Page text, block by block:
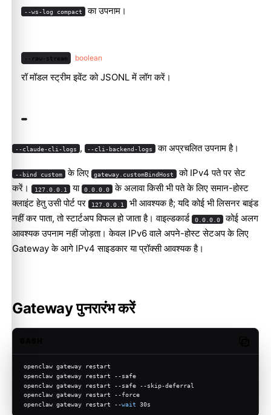
--ws-log compact का उपनाम।
--raw-stream boolean
रॉ मॉडल स्ट्रीम इवेंट को JSONL में लॉग करें।
--claude-cli-logs , --cli-backend-logs का अप्रचलित उपनाम है।
--bind custom के लिए gateway.customBindHost
को IPv4 पते पर सेट
करें।
127.0.0.1 या 0.0.0.0
के अलावा किसी भी पते के लिए समान-होस्ट
क्लाइंट हेतु उसी पोर्ट पर
127.0.0.1 भी आवश्यक है; यदि कोई भी लिसनर बाइंड
नहीं कर पाता, तो स्टार्टअप विफल हो जाता है। वाइल्डकार्ड
0.0.0.0 कोई अलग
आवश्यक उपनाम नहीं जोड़ता। केवल IPv6 वाले अपने-होस्ट सेटअप के लिए
Gateway के आगे IPv4 साइडकार या प्रॉक्सी आवश्यक है।
Gateway पुनरारंभ करें
openclaw gateway restart
openclaw gateway restart --safe
openclaw gateway restart --safe --skip-deferral
openclaw gateway restart --force
openclaw gateway restart --wait 30s